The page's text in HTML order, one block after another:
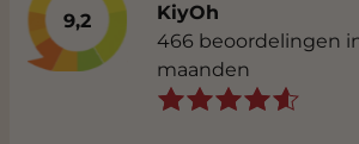
9,2
KiyOh
466 beoordelingen
maanden